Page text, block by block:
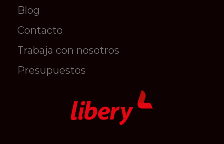
Blog
Contacto
Trabaja con nosotros
Presupuestos